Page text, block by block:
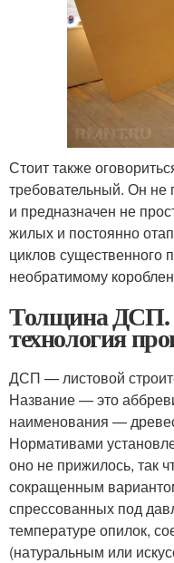
Стоит также
требовательный. Он не
и предназначен не
жилых и постоянно
циклов существенного
необратимому
Толщина ДСП.
технология
ДСП — листовой
Название — это
наименования —
Нормативами
оно не прижилось, так
сокращенным
спрессованных под
температуре опилок,
(натуральным или